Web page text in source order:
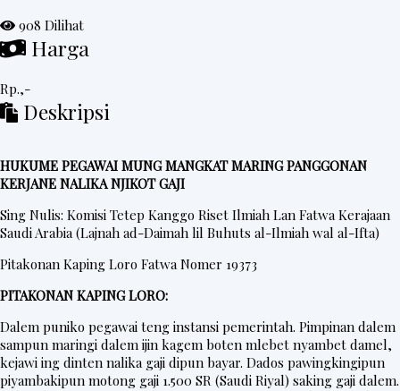
n
g
k
e
o
e
r
908 Dilihat
Harga
Rp.,-
Deskripsi
HUKUME PEGAWAI MUNG MANGKAT MARING PANGGONAN
KERJANE NALIKA NJIKOT GAJI
Sing Nulis: Komisi Tetep Kanggo Riset Ilmiah Lan Fatwa Kerajaan
Saudi Arabia (Lajnah ad-Daimah lil Buhuts al-Ilmiah wal al-Ifta)
Pitakonan Kaping Loro Fatwa Nomer 19373
PITAKONAN KAPING LORO:
Dalem puniko pegawai teng instansi pemerintah. Pimpinan dalem
sampun maringi dalem ijin kagem boten mlebet nyambet damel,
kejawi ing dinten nalika gaji dipun bayar. Dados pawingkingipun
piyambakipun motong gaji 1.500 SR (Saudi Riyal) saking gaji dalem.